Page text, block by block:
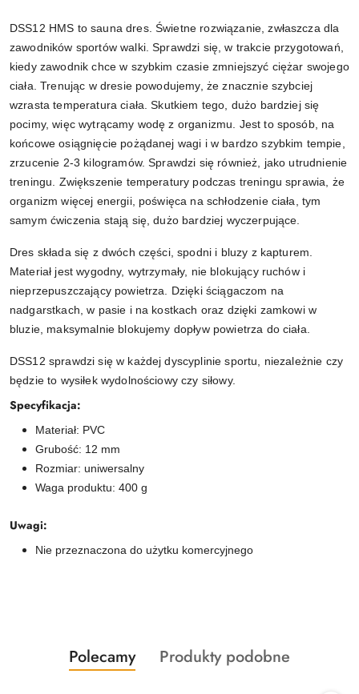
DSS12 HMS to sauna dres. Świetne rozwiązanie, zwłaszcza dla
zawodników sportów walki. Sprawdzi się, w trakcie przygotowań,
kiedy zawodnik chce w szybkim czasie zmniejszyć ciężar swojego
ciała. Trenując w dresie powodujemy, że znacznie szybciej
wzrasta temperatura ciała. Skutkiem tego, dużo bardziej się
pocimy, więc wytrącamy wodę z organizmu. Jest to sposób, na
końcowe osiągnięcie pożądanej wagi i w bardzo szybkim tempie,
zrzucenie 2-3 kilogramów. Sprawdzi się również, jako utrudnienie
treningu. Zwiększenie temperatury podczas treningu sprawia, że
organizm więcej energii, poświęca na schłodzenie ciała, tym
samym ćwiczenia stają się, dużo bardziej wyczerpujące.
Dres składa się z dwóch części, spodni i bluzy z kapturem.
Materiał jest wygodny, wytrzymały, nie blokujący ruchów i
nieprzepuszczający powietrza. Dzięki ściągaczom na
nadgarstkach, w pasie i na kostkach oraz dzięki zamkowi w
bluzie, maksymalnie blokujemy dopływ powietrza do ciała.
DSS12 sprawdzi się w każdej dyscyplinie sportu, niezależnie czy
będzie to wysiłek wydolnościowy czy siłowy.
Specyfikacja:
Materiał: PVC
Grubość: 12 mm
Rozmiar: uniwersalny
Waga produktu: 400 g
Uwagi:
Nie przeznaczona do użytku komercyjnego
Pomiń karuzelę produktów
Produkty
o
Polecamy
Produkty
Produkty podobne